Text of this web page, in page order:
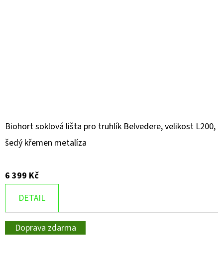
Biohort soklová lišta pro truhlík Belvedere, velikost L200,
šedý křemen metalíza
6 399 Kč
DETAIL
Doprava zdarma